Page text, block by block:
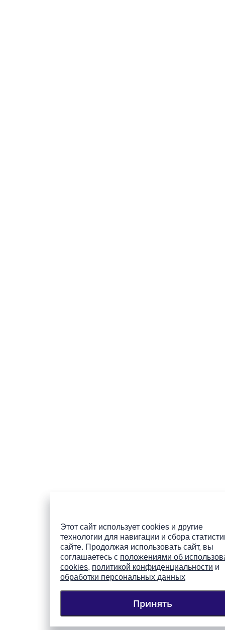
Этот сайт использует cookies и другие
технологии для навигации и сбора
сайте. Продолжая использовать сайт, вы
соглашаетесь с положениями об
cookies, политикой конфиденциальности и
обработки персональных данных
Принять